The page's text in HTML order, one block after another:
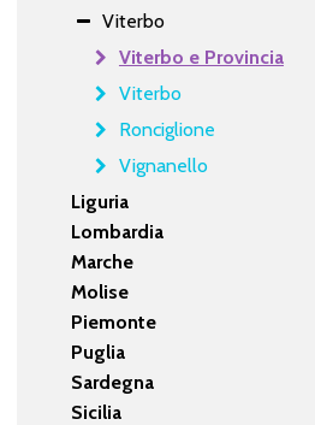
Viterbo
Viterbo e Provincia
Viterbo
Ronciglione
Vignanello
Liguria
Lombardia
Marche
Molise
Piemonte
Puglia
Sardegna
Sicilia